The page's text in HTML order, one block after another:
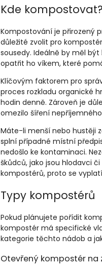
Kde kompostovat?
Kompostování je přirozený
důležité zvolit pro
sousedy. Ideálně by měl
opatřit ho víkem, které
Klíčovým faktorem pro
proces rozkladu organické
hodin denně. Zároveň je
omezilo šíření
Máte-li menší nebo hustěji
splní případné místní
nedošlo ke kontaminaci.
škůdců, jako jsou hlodavci
kompostérů, proto se
Typy kompostérů
Pokud plánujete pořídit
kompostér má specifické
kategorie těchto nádob a
Otevřený kompostér na